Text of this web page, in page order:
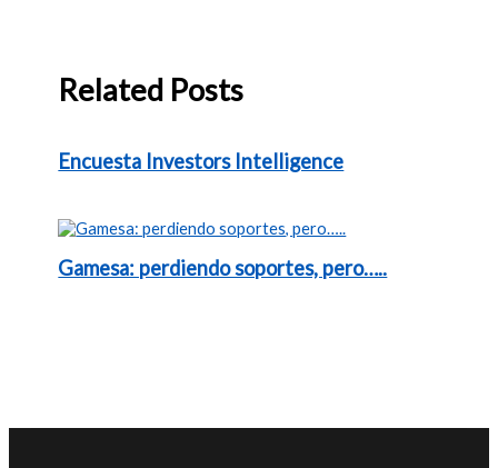
Related Posts
Encuesta Investors Intelligence
Gamesa: perdiendo soportes, pero…..